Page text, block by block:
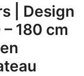
| Design
– 180 cm